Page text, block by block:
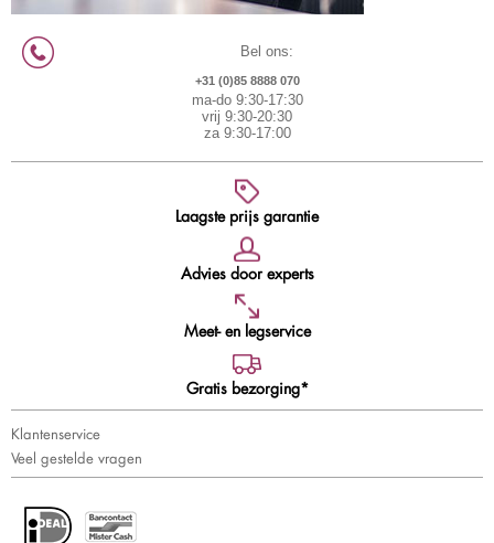
Bel ons:
+31 (0)85 8888 070
ma-do 9:30-17:30
vrij 9:30-20:30
za 9:30-17:00
Laagste prijs garantie
Advies door experts
Meet- en legservice
Gratis bezorging*
Klantenservice
Veel gestelde vragen